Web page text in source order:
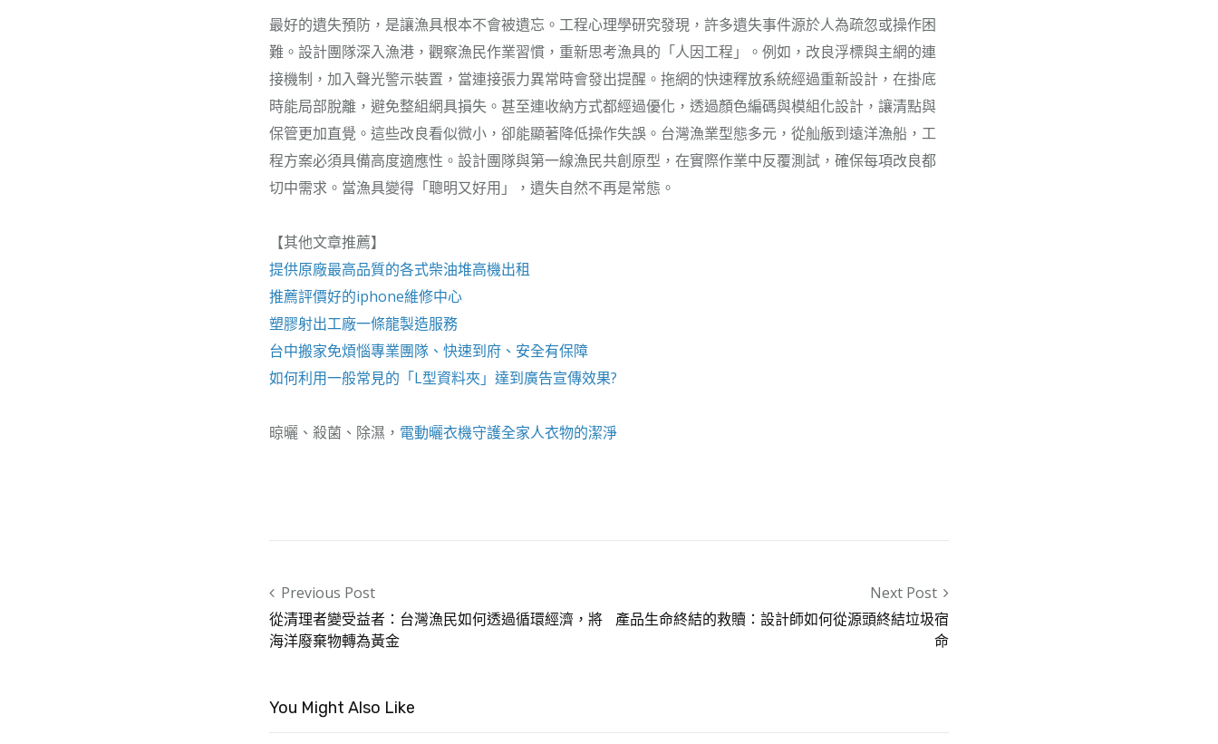
最好的遺失預防，是讓漁具根本不會被遺忘。工程心理學研究發現，許多遺失事件源於人為疏忽或操作困
難。設計團隊深入漁港，觀察漁民作業習慣，重新思考漁具的「人因工程」。例如，改良浮標與主網的連
接機制，加入聲光警示裝置，當連接張力異常時會發出提醒。拖網的快速釋放系統經過重新設計，在掛底
時能局部脫離，避免整組網具損失。甚至連收納方式都經過優化，透過顏色編碼與模組化設計，讓清點與
保管更加直覺。這些改良看似微小，卻能顯著降低操作失誤。台灣漁業型態多元，從舢舨到遠洋漁船，工
程方案必須具備高度適應性。設計團隊與第一線漁民共創原型，在實際作業中反覆測試，確保每項改良都
切中需求。當漁具變得「聰明又好用」，遺失自然不再是常態。
【其他文章推薦】
提供原廠最高品質的各式柴油堆高機出租
推薦評價好的iphone維修中心
塑膠射出工廠一條龍製造服務
台中搬家免煩惱專業團隊、快速到府、安全有保障
如何利用一般常見的「L型資料夾」達到廣告宣傳效果?
晾曬、殺菌、除濕， 電動曬衣機守護全家人衣物的潔淨
Post navigation
Previous Post
從清理者變受益者：台灣漁民如何透過循環經濟，將
海洋廢棄物轉為黃金
Next Post
產品生命終結的救贖：設計師如何從源頭終結垃圾宿
命
You Might Also Like